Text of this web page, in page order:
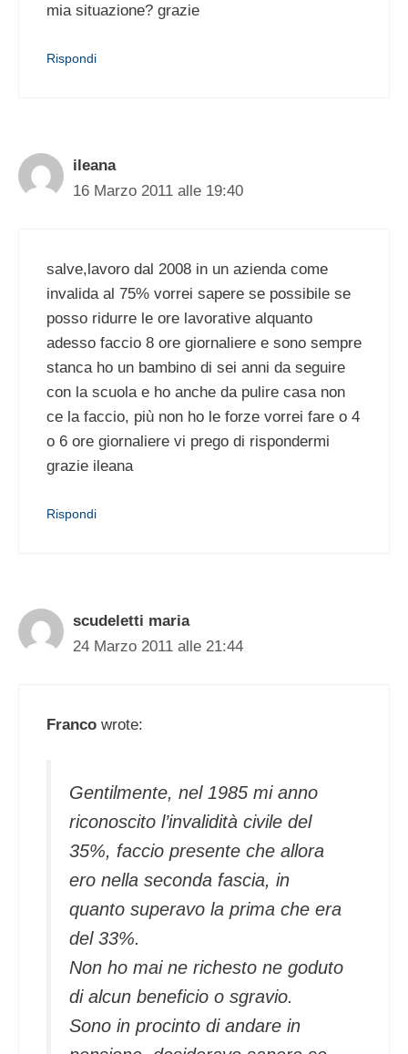
mia situazione? grazie
Rispondi
ileana
16 Marzo 2011 alle 19:40
salve,lavoro dal 2008 in un azienda come
invalida al 75% vorrei sapere se possibile se
posso ridurre le ore lavorative alquanto
adesso faccio 8 ore giornaliere e sono sempre
stanca ho un bambino di sei anni da seguire
con la scuola e ho anche da pulire casa non
ce la faccio, più non ho le forze vorrei fare o 4
o 6 ore giornaliere vi prego di rispondermi
grazie ileana
Rispondi
scudeletti maria
24 Marzo 2011 alle 21:44
Franco wrote:
Gentilmente, nel 1985 mi anno
riconoscito l’invalidità civile del
35%, faccio presente che allora
ero nella seconda fascia, in
quanto superavo la prima che era
del 33%.
Non ho mai ne richesto ne goduto
di alcun beneficio o sgravio.
Sono in procinto di andare in